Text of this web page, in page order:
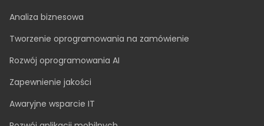
USŁUGI
Technology and Application Modernisation
Dedykowany zespół
Rozbudowa zespołu IT
Doradztwo IT
Analiza biznesowa